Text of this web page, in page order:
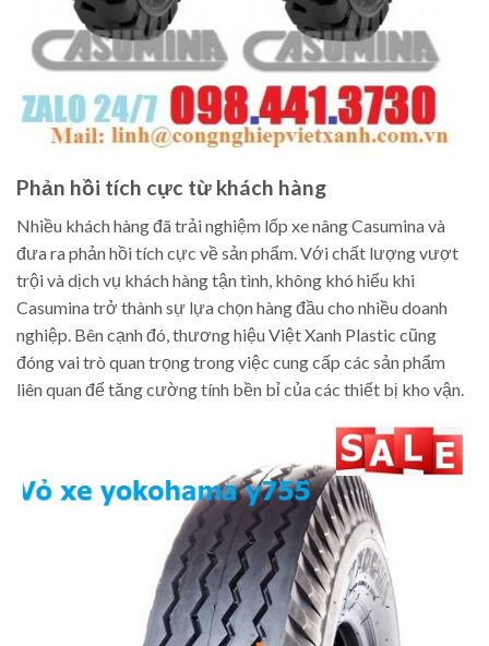
Phản hồi tích cực từ khách hàng
Nhiều khách hàng đã trải nghiệm lốp xe nâng Casumina và
đưa ra phản hồi tích cực về sản phẩm. Với chất lượng vượt
trội và dịch vụ khách hàng tận tình, không khó hiểu khi
Casumina trở thành sự lựa chọn hàng đầu cho nhiều doanh
nghiệp. Bên cạnh đó, thương hiệu Việt Xanh Plastic cũng
đóng vai trò quan trọng trong việc cung cấp các sản phẩm
liên quan để tăng cường tính bền bỉ của các thiết bị kho vận.